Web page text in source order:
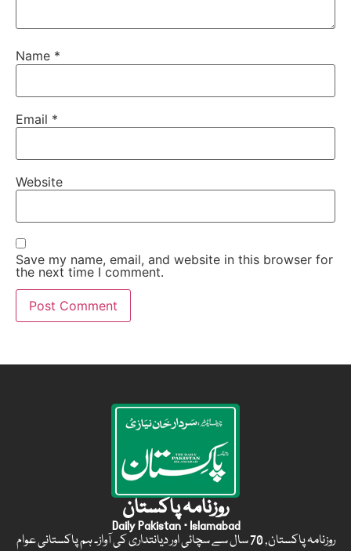
Name *
Email *
Website
Save my name, email, and website in this browser for
the next time I comment.
روزنامہ پاکستان
Daily Pakistan · Islamabad
روزنامہ پاکستان, 70 سال سے سچائی اور دیانتداری کی آواز۔ ہم پاکستانی عوام